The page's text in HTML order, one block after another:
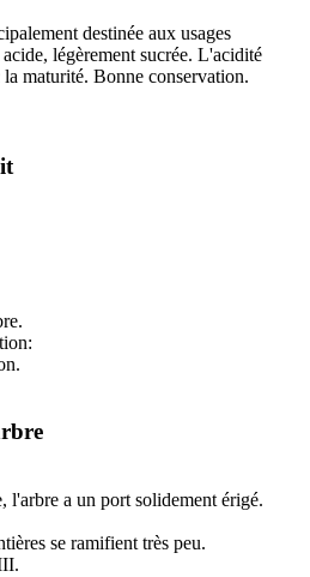
destinée aux usages
légèrement sucrée. L'acidité
maturité. Bonne conservation.
l'arbre a un port solidement érigé.
se ramifient très peu.